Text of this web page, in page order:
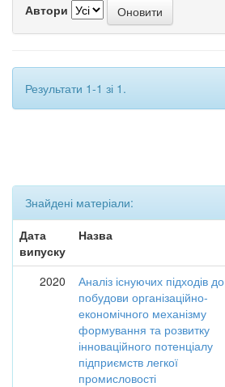
Автори
Результати 1-1 зі 1.
Знайдені матеріали:
Дата
випуску
Назва
2020
Аналіз існуючих підходів до
побудови організаційно-
економічного механізму
формування та розвитку
інноваційного потенціалу
підприємств легкої
промисловості